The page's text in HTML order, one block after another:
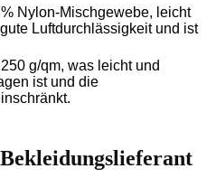
Nylon-Mischgewebe, leicht
Luftdurchlässigkeit und ist
g/qm, was leicht und
ist und die